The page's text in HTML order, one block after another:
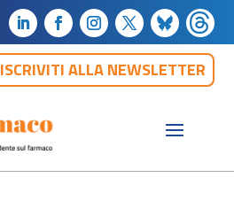
ISCRIVITI ALLA NEWSLETTER